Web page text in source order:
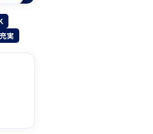
実